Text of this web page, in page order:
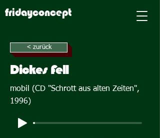
fridayconcept
< zurück
Dickes Fell
mobil (CD "Schrott aus alten Zeiten",
1996)